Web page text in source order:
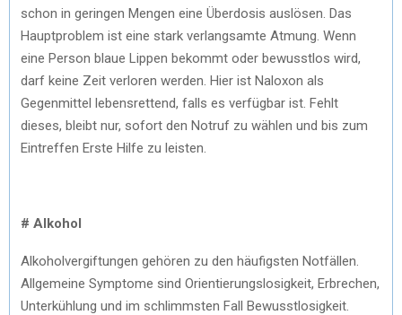
schon in geringen Mengen eine Überdosis auslösen. Das
Hauptproblem ist eine stark verlangsamte Atmung. Wenn
eine Person blaue Lippen bekommt oder bewusstlos wird,
darf keine Zeit verloren werden. Hier ist Naloxon als
Gegenmittel lebensrettend, falls es verfügbar ist. Fehlt
dieses, bleibt nur, sofort den Notruf zu wählen und bis zum
Eintreffen Erste Hilfe zu leisten.
# Alkohol
Alkoholvergiftungen gehören zu den häufigsten Notfällen.
Allgemeine Symptome sind Orientierungslosigkeit, Erbrechen,
Unterkühlung und im schlimmsten Fall Bewusstlosigkeit.